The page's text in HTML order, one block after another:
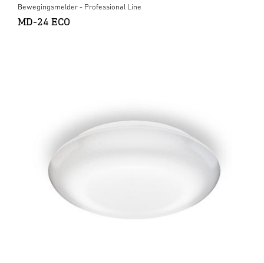
Bewegingsmelder - Professional Line
MD-24 ECO